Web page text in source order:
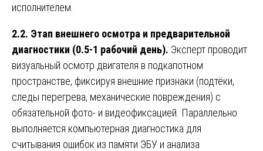
исполнителем.
2.2. Этап внешнего осмотра и предварительной
диагностики (0.5-1 рабочий день). Эксперт проводит
визуальный осмотр двигателя в подкапотном
пространстве, фиксируя внешние признаки (подтёки,
следы перегрева, механические повреждения) с
обязательной фото- и видеофиксацией. Параллельно
выполняется компьютерная диагностика для
считывания ошибок из памяти ЭБУ и анализа